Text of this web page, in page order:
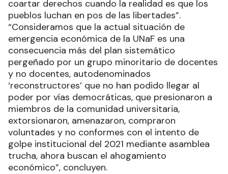
coartar derechos cuando la realidad es que los
pueblos luchan en pos de las libertades”.
“Consideramos que la actual situación de
emergencia económica de la UNaF es una
consecuencia más del plan sistemático
pergeñado por un grupo minoritario de docentes
y no docentes, autodenominados
‘reconstructores’ que no han podido llegar al
poder por vías democráticas, que presionaron a
miembros de la comunidad universitaria,
extorsionaron, amenazaron, compraron
voluntades y no conformes con el intento de
golpe institucional del 2021 mediante asamblea
trucha, ahora buscan el ahogamiento
económico”, concluyen.